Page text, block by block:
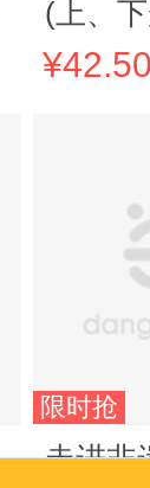
(上、
¥42.50
限时抢
走进